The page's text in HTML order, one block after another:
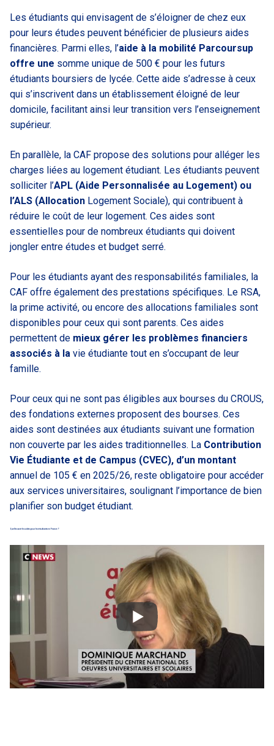
Les étudiants qui envisagent de s’éloigner de chez eux
pour leurs études peuvent bénéficier de plusieurs aides
financières. Parmi elles, l’aide à la mobilité Parcoursup
offre une somme unique de 500 € pour les futurs
étudiants boursiers de lycée. Cette aide s’adresse à ceux
qui s’inscrivent dans un établissement éloigné de leur
domicile, facilitant ainsi leur transition vers l’enseignement
supérieur.
En parallèle, la CAF propose des solutions pour alléger les
charges liées au logement étudiant. Les étudiants peuvent
solliciter l’APL (Aide Personnalisée au Logement) ou
l’ALS (Allocation Logement Sociale), qui contribuent à
réduire le coût de leur logement. Ces aides sont
essentielles pour de nombreux étudiants qui doivent
jongler entre études et budget serré.
Pour les étudiants ayant des responsabilités familiales, la
CAF offre également des prestations spécifiques. Le RSA,
la prime activité, ou encore des allocations familiales sont
disponibles pour ceux qui sont parents. Ces aides
permettent de mieux gérer les problèmes financiers
associés à la vie étudiante tout en s’occupant de leur
famille.
Pour ceux qui ne sont pas éligibles aux bourses du CROUS,
des fondations externes proposent des bourses. Ces
aides sont destinées aux étudiants suivant une formation
non couverte par les aides traditionnelles. La Contribution
Vie Étudiante et de Campus (CVEC), d’un montant
annuel de 105 € en 2025/26, reste obligatoire pour accéder
aux services universitaires, soulignant l’importance de bien
planifier son budget étudiant.
Quelles sont les aides pour les étudiants en France ?